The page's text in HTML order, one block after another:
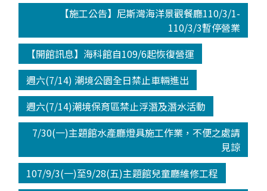
【施工公告】尼斯灣海洋景觀餐廳110/3/1-
110/3/3暫停營業
【開館訊息】海科館自109/6起恢復營運
週六(7/14) 潮境公園全日禁止車輛進出
週六(7/14)潮境保育區禁止浮潛及潛水活動
7/30(一)主題館水產廳燈具施工作業，不便之處請
見諒
107/9/3(一)至9/28(五)主題館兒童廳維修工程